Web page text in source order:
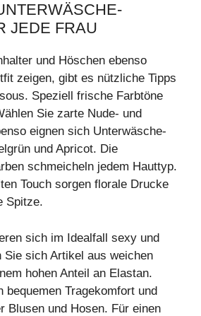
JEDE FRAU
und Höschen ebenso
zeigen, gibt es nützliche Tipps
Speziell frische Farbtöne
Sie zarte Nude- und
eignen sich Unterwäsche-
und Apricot. Die
schmeicheln jedem Hauttyp.
Touch sorgen florale Drucke
Spitze.
sich im Idealfall sexy und
Sie sich Artikel aus weichen
hohen Anteil an Elastan.
bequemen Tragekomfort und
Blusen und Hosen. Für einen